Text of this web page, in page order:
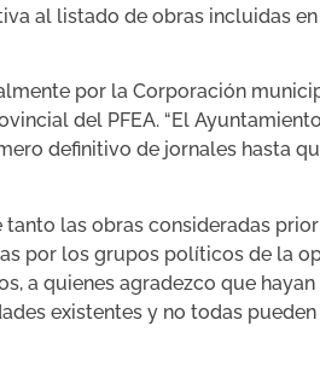
al listado de obras incluidas
por la Corporación
del PFEA. “El
definitivo de jornales hasta
las obras consideradas
por los grupos políticos de la
a quienes agradezco que
existentes y no todas